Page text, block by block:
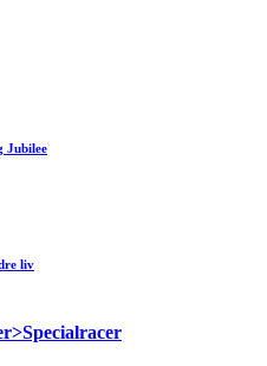
Jubilee
liv